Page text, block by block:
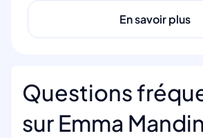
En savoir plus
Questions
sur Emma Mandin